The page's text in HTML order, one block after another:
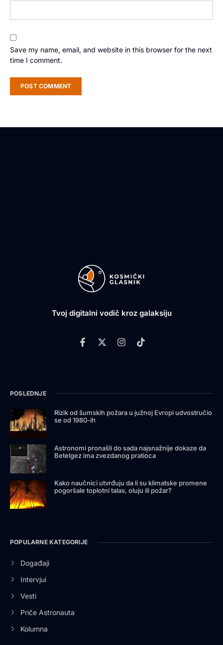
Save my name, email, and website in this browser for the next
time I comment.
Tvoj digitalni vodič kroz galaksiju
POSLEDNJE
Rizik od šumskih požara u južnoj Evropi udvostručio
se od 1980-ih
Astronomi pronašli do sada najsnažnije dokaze da
Betelgez ima zvezdanog pratioca
Kako naučnici utvrđuju da li su klimatske promene
pogoršale toplotni talas, oluju ili požar?
POPULARNE KATEGORIJE
Događaji
Intervjui
Vesti
Priče Astronauta
Kolumna